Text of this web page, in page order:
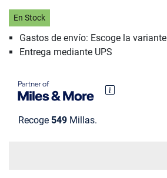
En Stock
Gastos de envío: Escoge la variante
Entrega mediante UPS
Recoge 549 Millas.